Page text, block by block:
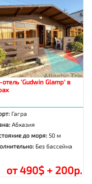
'Gudwin Glamp' в
Гагра
Абхазия
до моря: 50 м
Без бассейна
от 490$ + 200р.